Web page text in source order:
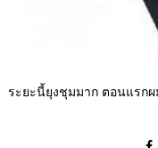
ระยะนี้ยุงชุมมาก ตอนแรก